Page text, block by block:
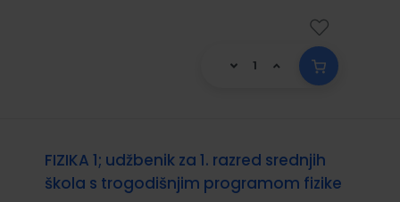
FIZIKA 1; udžbenik za 1. razred srednjih
škola s trogodišnjim programom fizike